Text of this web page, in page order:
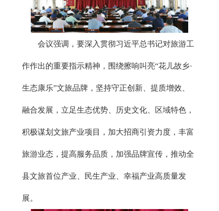
会议强调，要深入贯彻习近平总书记对旅游工
作作出的重要指示精神，围绕擦响叫亮“花儿故乡·
生态康乐”文旅品牌，坚持守正创新、提质增效、
融合发展，立足生态优势、历史文化、区域特色，
积极谋划文旅产业项目，加大招商引资力度，丰富
旅游业态，提高服务品质，加强品牌宣传，推动全
县文旅首位产业、民生产业、幸福产业高质量发
展。